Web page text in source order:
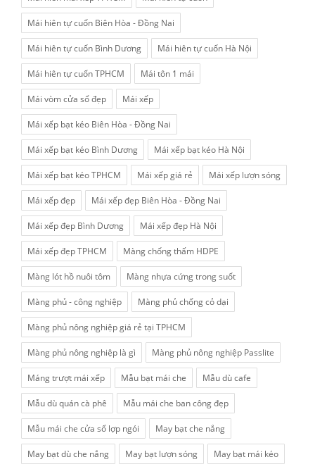
Mái hiên tự cuốn Biên Hòa - Đồng Nai
Mái hiên tự cuốn Bình Dương Mái hiên tự cuốn Hà Nội
Mái hiên tự cuốn TPHCM Mái tôn 1 mái
Mái vòm cửa sổ đẹp Mái xếp
Mái xếp bạt kéo Biên Hòa - Đồng Nai
Mái xếp bạt kéo Bình Dương Mái xếp bạt kéo Hà Nội
Mái xếp bạt kéo TPHCM Mái xếp giá rẻ Mái xếp lượn sóng
Mái xếp đẹp Mái xếp đẹp Biên Hòa - Đồng Nai
Mái xếp đẹp Bình Dương Mái xếp đẹp Hà Nội
Mái xếp đẹp TPHCM Màng chống thấm HDPE
Màng lót hồ nuôi tôm Màng nhựa cứng trong suốt
Màng phủ - công nghiệp Màng phủ chống cỏ dại
Màng phủ nông nghiệp giá rẻ tại TPHCM
Màng phủ nông nghiệp là gì Màng phủ nông nghiệp Passlite
Máng trượt mái xếp Mẫu bạt mái che Mẫu dù cafe
Mẫu dù quán cà phê Mẫu mái che ban công đẹp
Mẫu mái che cửa sổ lợp ngói May bạt che nắng
May bạt dù che nắng May bạt lượn sóng May bạt mái kéo